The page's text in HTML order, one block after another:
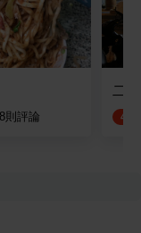
則評論
二
4.5